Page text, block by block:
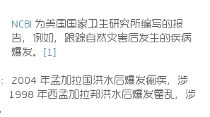
NCBI 为美国国家卫生研究所编写的报
告，例如，跟踪自然灾害后发生的疾病
爆发。
[1]
2004 年孟加拉国洪水后爆发痢疾，涉
1998 年西孟加拉邦洪水后爆发霍乱，涉